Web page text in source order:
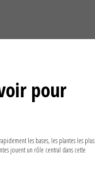
pour
les bases, les plantes les plus
jouent un rôle central dans cette